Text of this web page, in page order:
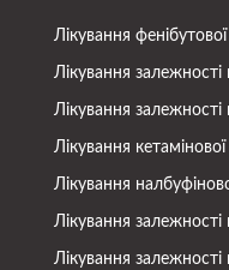
Лікування
Лікування залежності
Лікування
Лікування
Лікування
Лікування залежності
Лікування